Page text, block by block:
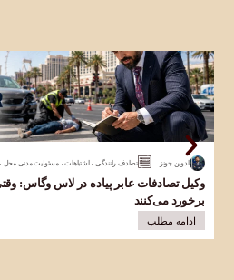
ادوین جونز تصادف رانندگی ،اشتباهات،مسئولیت مدنی محل ،
وکیل تصادفات عابر پیاده در لاس وگاس:
برخورد می‌کنند
ادامه مطلب